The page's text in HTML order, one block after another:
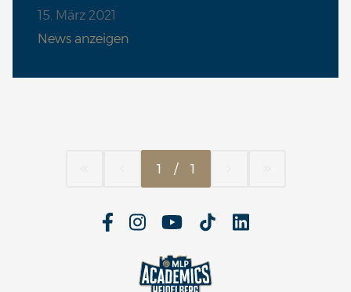
15. März 2021
News anzeigen
1 / 1